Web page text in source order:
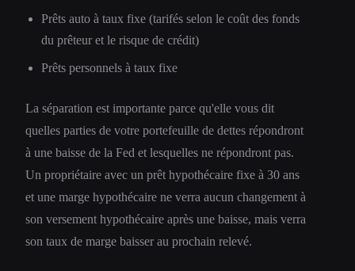
Prêts auto à taux fixe (tarifés selon le coût des fonds
du prêteur et le risque de crédit)
Prêts personnels à taux fixe
La séparation est importante parce qu'elle vous dit
quelles parties de votre portefeuille de dettes répondront
à une baisse de la Fed et lesquelles ne répondront pas.
Un propriétaire avec un prêt hypothécaire fixe à 30 ans
et une marge hypothécaire ne verra aucun changement à
son versement hypothécaire après une baisse, mais verra
son taux de marge baisser au prochain relevé.